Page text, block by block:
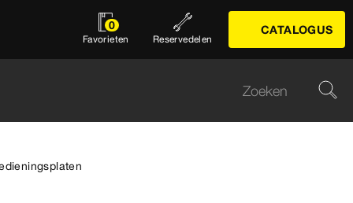
0
Favorieten Reservedelen
CATALOGUS